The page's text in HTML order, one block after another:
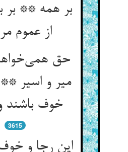
بر همه ** بر
حق
میر و اسیر **
خوف باشند
3615
این رجا و